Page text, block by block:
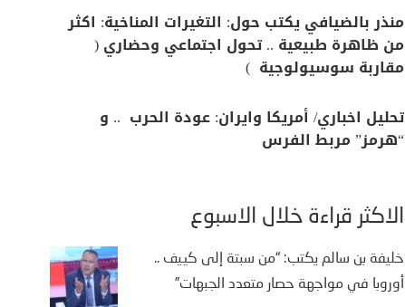
منذر بالضيافي يكتب حول: التغيرات المناخية: اكثر
من ظاهرة طبيعية .. تحول اجتماعي وحضاري (
مقاربة سوسيولوجية )
تحليل اخباري/ أمريكا وايران: عودة الحرب .. و
“هرمز” مربط الفرس
الأكثر قراءة خلال الأسبوع
خليفة بن سالم يكتب: “من سبتة إلى كييف ..
أوروبا في مواجهة حصار متعدد الجبهات”